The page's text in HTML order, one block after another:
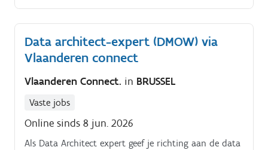
digitale transformatie. Je vertaalt strategische
doelstellingen en businessnoden naar een
samenhangend data architecturaal kader met
concrete modellen, richtlijnen en standaarden.
Data architect-expert (DMOW) via
Vlaanderen connect
Vlaanderen Connect. in BRUSSEL
Vaste jobs
Online sinds 8 jun. 2026
Als Data Architect expert geef je richting aan de data